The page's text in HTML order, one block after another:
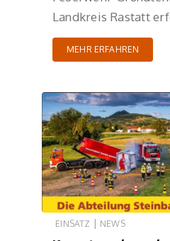
Landkreis Rastatt
MEHR ERFAHREN
EINSATZ | NEWS